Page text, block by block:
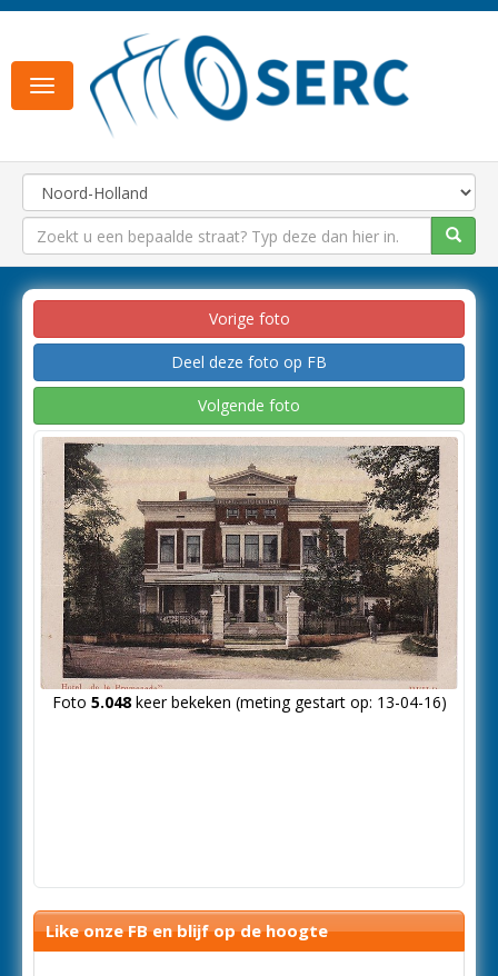
Toggle
navigation
Vorige foto
Deel deze foto op FB
Volgende foto
Foto 5.048keer bekeken (meting gestart op: 13-04-16)
Like onze FB en blijf op de hoogte